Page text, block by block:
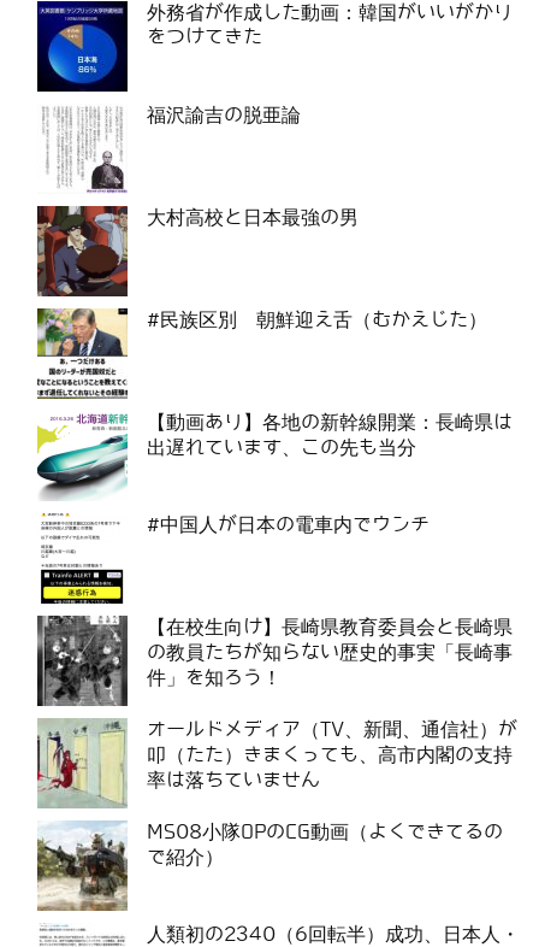
外務省が作成した動画：韓国がいいがかり
をつけてきた
福沢諭吉の脱亜論
大村高校と日本最強の男
#民族区別 朝鮮迎え舌（むかえじた）
【動画あり】各地の新幹線開業：長崎県は
出遅れています、この先も当分
#中国人が日本の電車内でウンチ
【在校生向け】長崎県教育委員会と長崎県
の教員たちが知らない歴史的事実「長崎事
件」を知ろう！
オールドメディア（TV、新聞、通信社）が
叩（たた）きまくっても、高市内閣の支持
率は落ちていません
MS08小隊OPのCG動画（よくできてるの
で紹介）
人類初の2340（6回転半）成功、日本人・